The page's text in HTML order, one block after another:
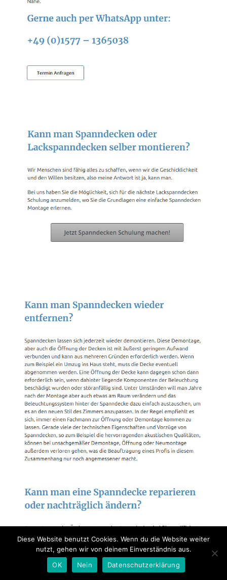
Diese Website benutzt Cookies. Wenn du die Website weiter
nutzt, gehen wir von deinem Einverständnis aus.
OK
Nein Datenschutzerklärung